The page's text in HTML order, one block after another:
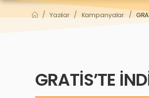
/ Yazılar / Kampanyalar /
GRATİS’TE